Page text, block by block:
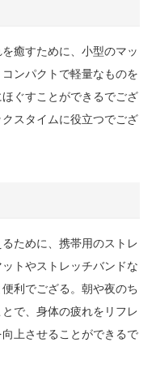
癒すために、小型のマッ
ンパクトで軽量なものを
ぐすことができるでござ
スタイムに役立つでござ
ために、携帯用のストレ
トやストレッチバンドな
利でござる。朝や夜のち
で、身体の疲れをリフレ
上させることができるで